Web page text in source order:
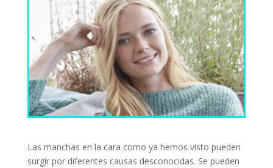
Las manchas en la cara como ya hemos visto pueden
surgir por diferentes causas desconocidas. Se pueden